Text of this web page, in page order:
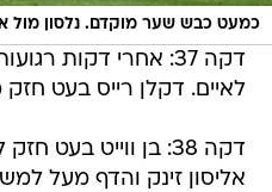
כמעט כבש שער מוקדם. נלסון מול
דקה 37: אחרי דקות
לאיים. דקלן רייס בעט
דקה 38: בן ווייט
אליסון זינק והדף מעל